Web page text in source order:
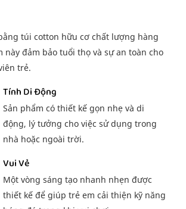
túi cotton hữu cơ chất lượng hàng
này đảm bảo tuổi thọ và sự an toàn cho
trẻ.
Tính Di Động
Sản phẩm có thiết kế gọn nhẹ và di
động, lý tưởng cho việc sử dụng trong
nhà hoặc ngoài trời.
Vui Vẻ
Một vòng sáng tạo nhanh nhẹn được
thiết kế để giúp trẻ em cải thiện kỹ năng